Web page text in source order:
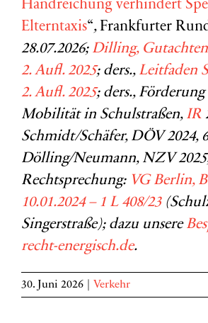
Handreichung verhindert
Elterntaxis“, Frankfurter
28.07.2026; Dilling,
2. Aufl. 2025; ders., Leitfaden
2. Aufl. 2025; ders.,
Mobilität in Schulstraßen, IR
Schmidt/Schäfer, DÖV 2024,
Dölling/Neumann, NZV
Rechtsprechung: VG Berlin,
10.01.2024 – 1 L 408/23
Singerstraße); dazu unsere
recht-energisch.de.
30. Juni 2026 Verkehr